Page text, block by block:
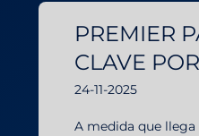
PREMIER
CLAVE
24-11-2025
A medida que